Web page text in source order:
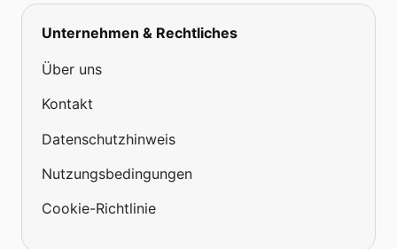
Unternehmen & Rechtliches
Über uns
Kontakt
Datenschutzhinweis
Nutzungsbedingungen
Cookie-Richtlinie